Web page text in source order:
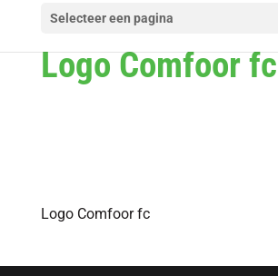
Selecteer een pagina
Logo Comfoor fc
Logo Comfoor fc